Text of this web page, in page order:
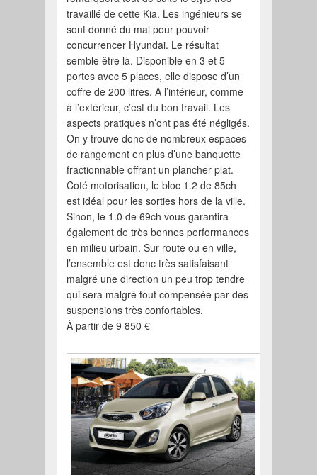
travaillé de cette Kia. Les ingénieurs se
sont donné du mal pour pouvoir
concurrencer Hyundai. Le résultat
semble être là. Disponible en 3 et 5
portes avec 5 places, elle dispose d’un
coffre de 200 litres. A l’intérieur, comme
à l’extérieur, c’est du bon travail. Les
aspects pratiques n’ont pas été négligés.
On y trouve donc de nombreux espaces
de rangement en plus d’une banquette
fractionnable offrant un plancher plat.
Coté motorisation, le bloc 1.2 de 85ch
est idéal pour les sorties hors de la ville.
Sinon, le 1.0 de 69ch vous garantira
également de très bonnes performances
en milieu urbain. Sur route ou en ville,
l’ensemble est donc très satisfaisant
malgré une direction un peu trop tendre
qui sera malgré tout compensée par des
suspensions très confortables.
À partir de 9 850 €